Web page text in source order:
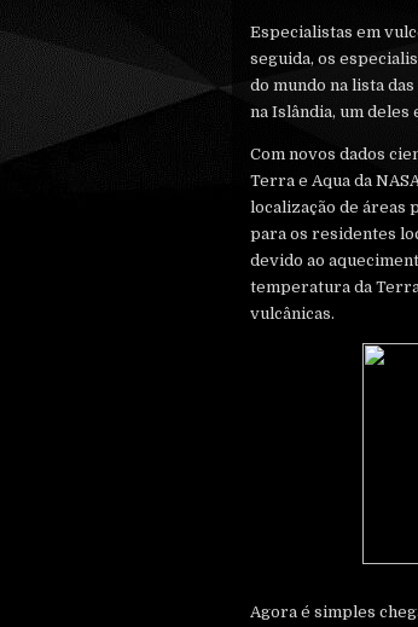
Especialistas em
seguida, os
do mundo na lista
na Islândia, um
Com novos dados
Terra e Aqua da
localização de áreas
para os residentes
devido ao
temperatura da
vulcânicas.
Agora é simples